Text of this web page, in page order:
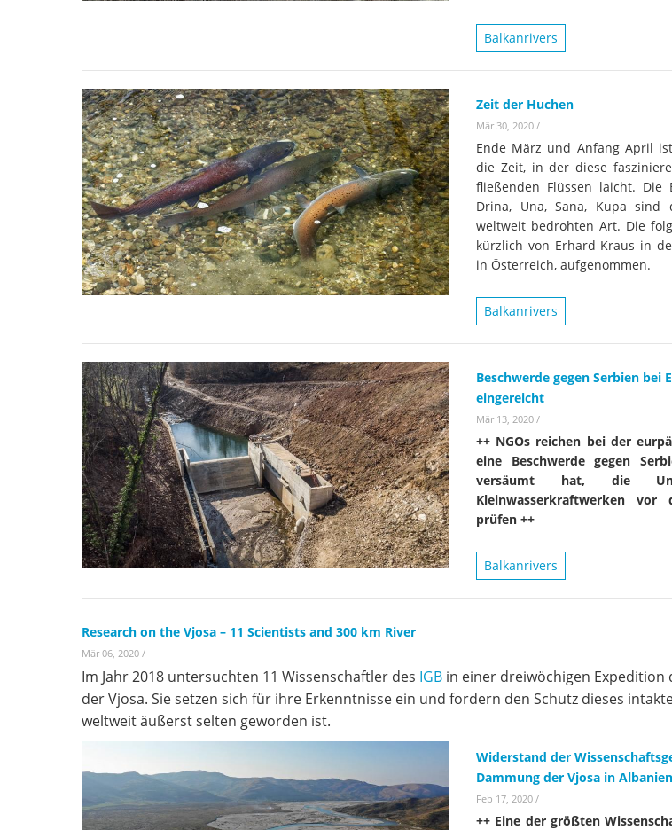
die Grundlage für
nächsten Wildfluss-
Balkanrivers
Zeit der Huchen
Mär 30, 2020 /
Ende März und Anfang April
die Zeit, in der diese
fließenden Flüssen laicht. Die
Drina, Una, Sana, Kupa sind
weltweit bedrohten Art. Die
kürzlich von Erhard Kraus in
in Österreich, aufgenommen.
Balkanrivers
Beschwerde gegen Serbien bei
eingereicht
Mär 13, 2020 /
++ NGOs reichen bei der
eine Beschwerde gegen
versäumt hat, die
Kleinwasserkraftwerken
prüfen ++
Balkanrivers
Research on the Vjosa – 11 Scientists and 300 km River
Mär 06, 2020 /
Im Jahr 2018 untersuchten 11 Wissenschaftler des IGB in einer dreiwöchigen Expedition
der Vjosa. Sie setzen sich für ihre Erkenntnisse ein und fordern den Schutz dieses
weltweit äußerst selten geworden ist.
Widerstand der
Dammung der Vjosa in Albanien
Feb 17, 2020 /
++ Eine der größten